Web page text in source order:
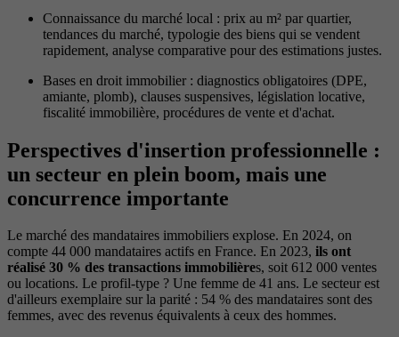
Connaissance du marché local : prix au m² par quartier,
tendances du marché, typologie des biens qui se vendent
rapidement, analyse comparative pour des estimations justes.
Bases en droit immobilier : diagnostics obligatoires (DPE,
amiante, plomb), clauses suspensives, législation locative,
fiscalité immobilière, procédures de vente et d'achat.
Perspectives d'insertion professionnelle :
un secteur en plein boom, mais une
concurrence importante
Le marché des mandataires immobiliers explose. En 2024, on
compte 44 000 mandataires actifs en France. En 2023, ils ont
réalisé 30 % des transactions immobilières, soit 612 000 ventes
ou locations. Le profil-type ? Une femme de 41 ans. Le secteur est
d'ailleurs exemplaire sur la parité : 54 % des mandataires sont des
femmes, avec des revenus équivalents à ceux des hommes.